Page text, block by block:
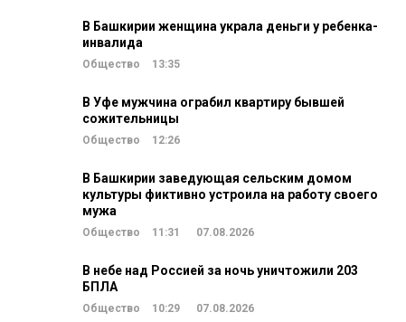
В Башкирии женщина украла деньги у ребенка-
инвалида
Общество 13:35
В Уфе мужчина ограбил квартиру бывшей
сожительницы
Общество 12:26
В Башкирии заведующая сельским домом
культуры фиктивно устроила на работу своего
мужа
Общество 11:31 07.08.2026
В небе над Россией за ночь уничтожили 203
БПЛА
Общество 10:29 07.08.2026